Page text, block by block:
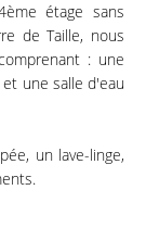
étage sans
de Taille, nous
: une
une salle d'eau
un lave-linge,